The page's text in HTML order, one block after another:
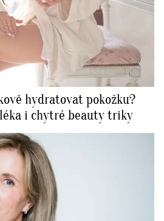
hydratovat pokožku?
i chytré beauty triky